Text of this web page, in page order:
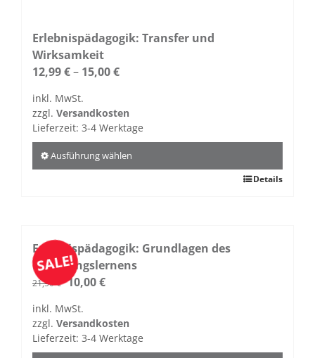
auf.
Die
Optionen
auf
der
Produktseite
gewählt
werden
Erlebnispädagogik: Transfer und
Wirksamkeit
12,99€– 15,00€
inkl. MwSt.
zzgl. Versandkosten
Lieferzeit: 3-4 Werktage
Ausführung wählen
Varianten
auf.
Die
können
auf
der
Details
SALE!
Erlebnispädagogik: Grundlagen des
Erfahrungslernens
21,50€ Ursprünglicher
war:
21,50 €
10,00€Aktueller
10,00 €.
inkl. MwSt.
zzgl. Versandkosten
Lieferzeit: 3-4 Werktage